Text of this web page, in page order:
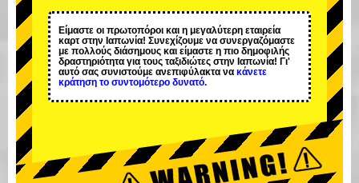
Είμαστε οι πρωτοπόροι και η μεγαλύτερη εταιρεία
καρτστην Ιαπωνία! Συνεχίζουμε να συνεργαζόμαστε
με πολλούς διάσημους και είμαστε η πιο δημοφιλής
δραστηριότητα για τους ταξιδιώτες στην Ιαπωνία! Γι'
αυτό σας συνιστούμε ανεπιφύλακτα να κάνετε
κράτηση το συντομότερο δυνατό.